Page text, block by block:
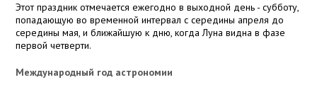
Этот праздник отмечается ежегодно в выходной день - субботу,
попадающую во временной интервал с середины апреля до
середины мая, и ближайшую к дню, когда Луна видна в фазе
первой четверти.
Международный год астрономии